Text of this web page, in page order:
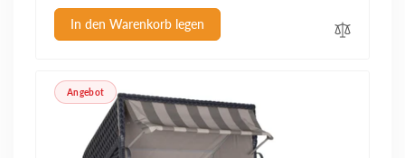
Preis
In den Warenkorb legen
Angebot